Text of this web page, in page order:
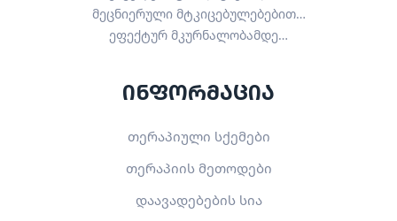
მეცნიერული მტკიცებულებებით…
ეფექტურ მკურნალობამდე…
ინფორმაცია
თერაპიული სქემები
თერაპიის მეთოდები
დაავადებების სია